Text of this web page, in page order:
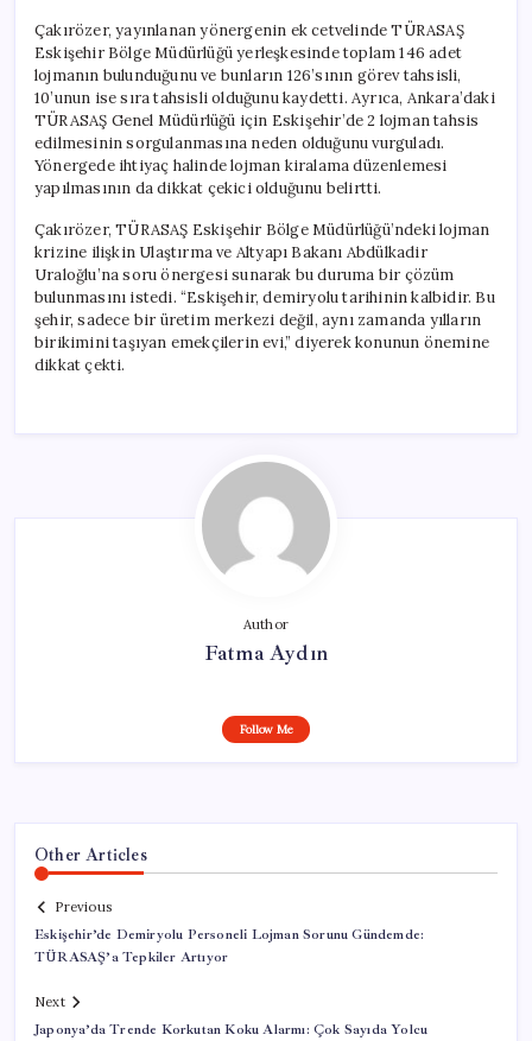
Çakırözer, yayınlanan yönergenin ek cetvelinde TÜRASAŞ
Eskişehir Bölge Müdürlüğü yerleşkesinde toplam 146 adet
lojmanın bulunduğunu ve bunların 126’sının görev tahsisli,
10’unun ise sıra tahsisli olduğunu kaydetti. Ayrıca, Ankara’daki
TÜRASAŞ Genel Müdürlüğü için Eskişehir’de 2 lojman tahsis
edilmesinin sorgulanmasına neden olduğunu vurguladı.
Yönergede ihtiyaç halinde lojman kiralama düzenlemesi
yapılmasının da dikkat çekici olduğunu belirtti.
Çakırözer, TÜRASAŞ Eskişehir Bölge Müdürlüğü’ndeki lojman
krizine ilişkin Ulaştırma ve Altyapı Bakanı Abdülkadir
Uraloğlu’na soru önergesi sunarak bu duruma bir çözüm
bulunmasını istedi. “Eskişehir, demiryolu tarihinin kalbidir. Bu
şehir, sadece bir üretim merkezi değil, aynı zamanda yılların
birikimini taşıyan emekçilerin evi,” diyerek konunun önemine
dikkat çekti.
Author
Fatma Aydın
Follow Me
Other Articles
Previous
Eskişehir’de Demiryolu Personeli Lojman Sorunu Gündemde:
TÜRASAŞ’a Tepkiler Artıyor
Next
Japonya’da Trende Korkutan Koku Alarmı: Çok Sayıda Yolcu